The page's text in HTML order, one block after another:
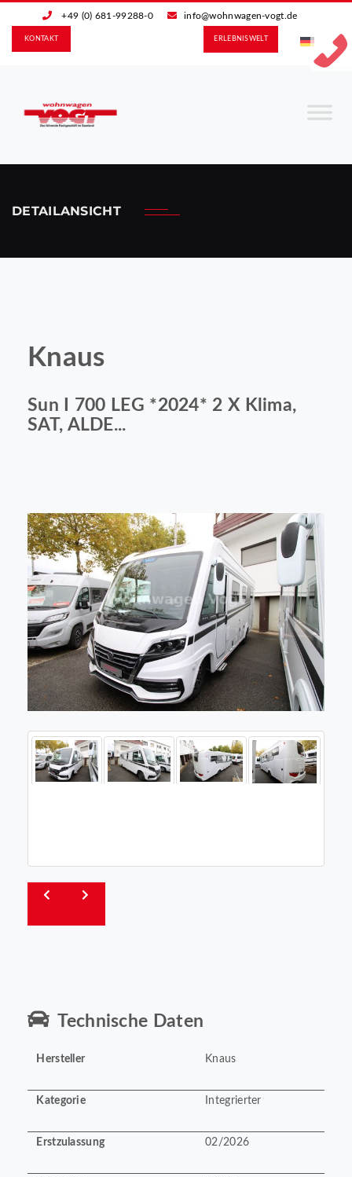
+49 (0) 681-99288-0 info@wohnwagen-vogt.de
ERLEBNIS­WELT
KONTAKT
DETAILANSICHT
Knaus
Sun I 700 LEG *2024* 2 X Klima,
SAT, ALDE...
Technische Daten
Hersteller Knaus
Kategorie Integrierter
Erstzulassung 02/2026